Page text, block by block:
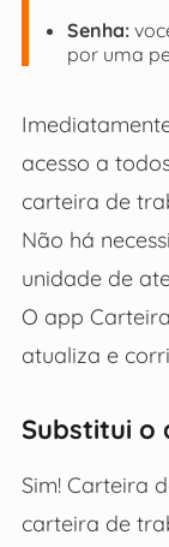
Senha:
por uma
acesso a
carteira de
Não há
unidade de
O app
atualiza e
Substitui o
Sim! Carteira
carteira de